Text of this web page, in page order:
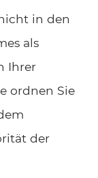
in den
als
Ihrer
ordnen Sie
der